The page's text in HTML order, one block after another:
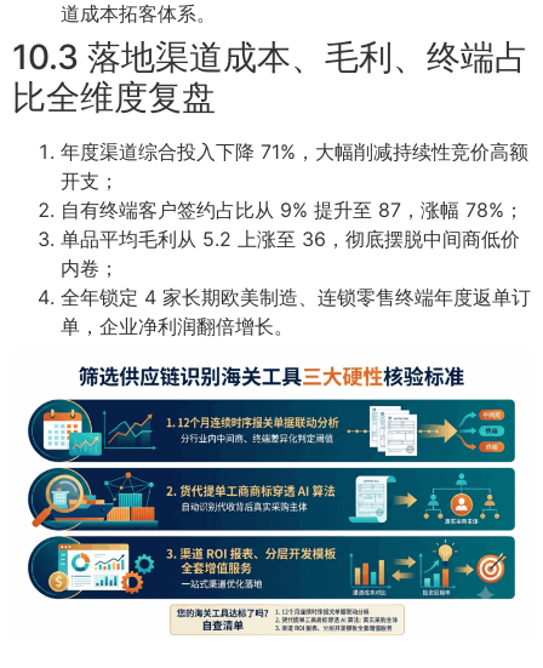
道成本拓客体系。
10.3 落地渠道成本、毛利、终端占
比全维度复盘
年度渠道综合投入下降 71%，大幅削减持续性竞价高额
开支；
自有终端客户签约占比从 9% 提升至 87，涨幅 78%；
单品平均毛利从 5.2 上涨至 36，彻底摆脱中间商低价
内卷；
全年锁定 4 家长期欧美制造、连锁零售终端年度返单订
单，企业净利润翻倍增长。